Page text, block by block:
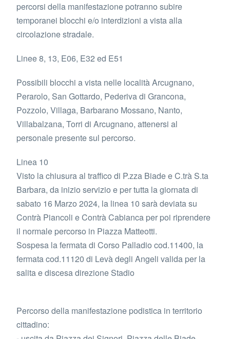
percorsi della manifestazione potranno subire
temporanei blocchi e/o interdizioni a vista alla
circolazione stradale.
Linee 8, 13, E06, E32 ed E51
Possibili blocchi a vista nelle località Arcugnano,
Perarolo, San Gottardo, Pederiva di Grancona,
Pozzolo, Villaga, Barbarano Mossano, Nanto,
Villabalzana, Torri di Arcugnano, attenersi al
personale presente sul percorso.
Linea 10
Visto la chiusura al traffico di P.zza Biade e C.trà S.ta
Barbara, da inizio servizio e per tutta la giornata di
sabato 16 Marzo 2024, la linea 10 sarà deviata su
Contrà Piancoli e Contrà Cabianca per poi riprendere
il normale percorso in Piazza Matteotti.
Sospesa la fermata di Corso Palladio cod.11400, la
fermata cod.11120 di Levà degli Angeli valida per la
salita e discesa direzione Stadio
Percorso della manifestazione podistica in territorio
cittadino: